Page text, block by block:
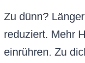
Zu dünn?
reduziert. Mehr
einrühren. Zu